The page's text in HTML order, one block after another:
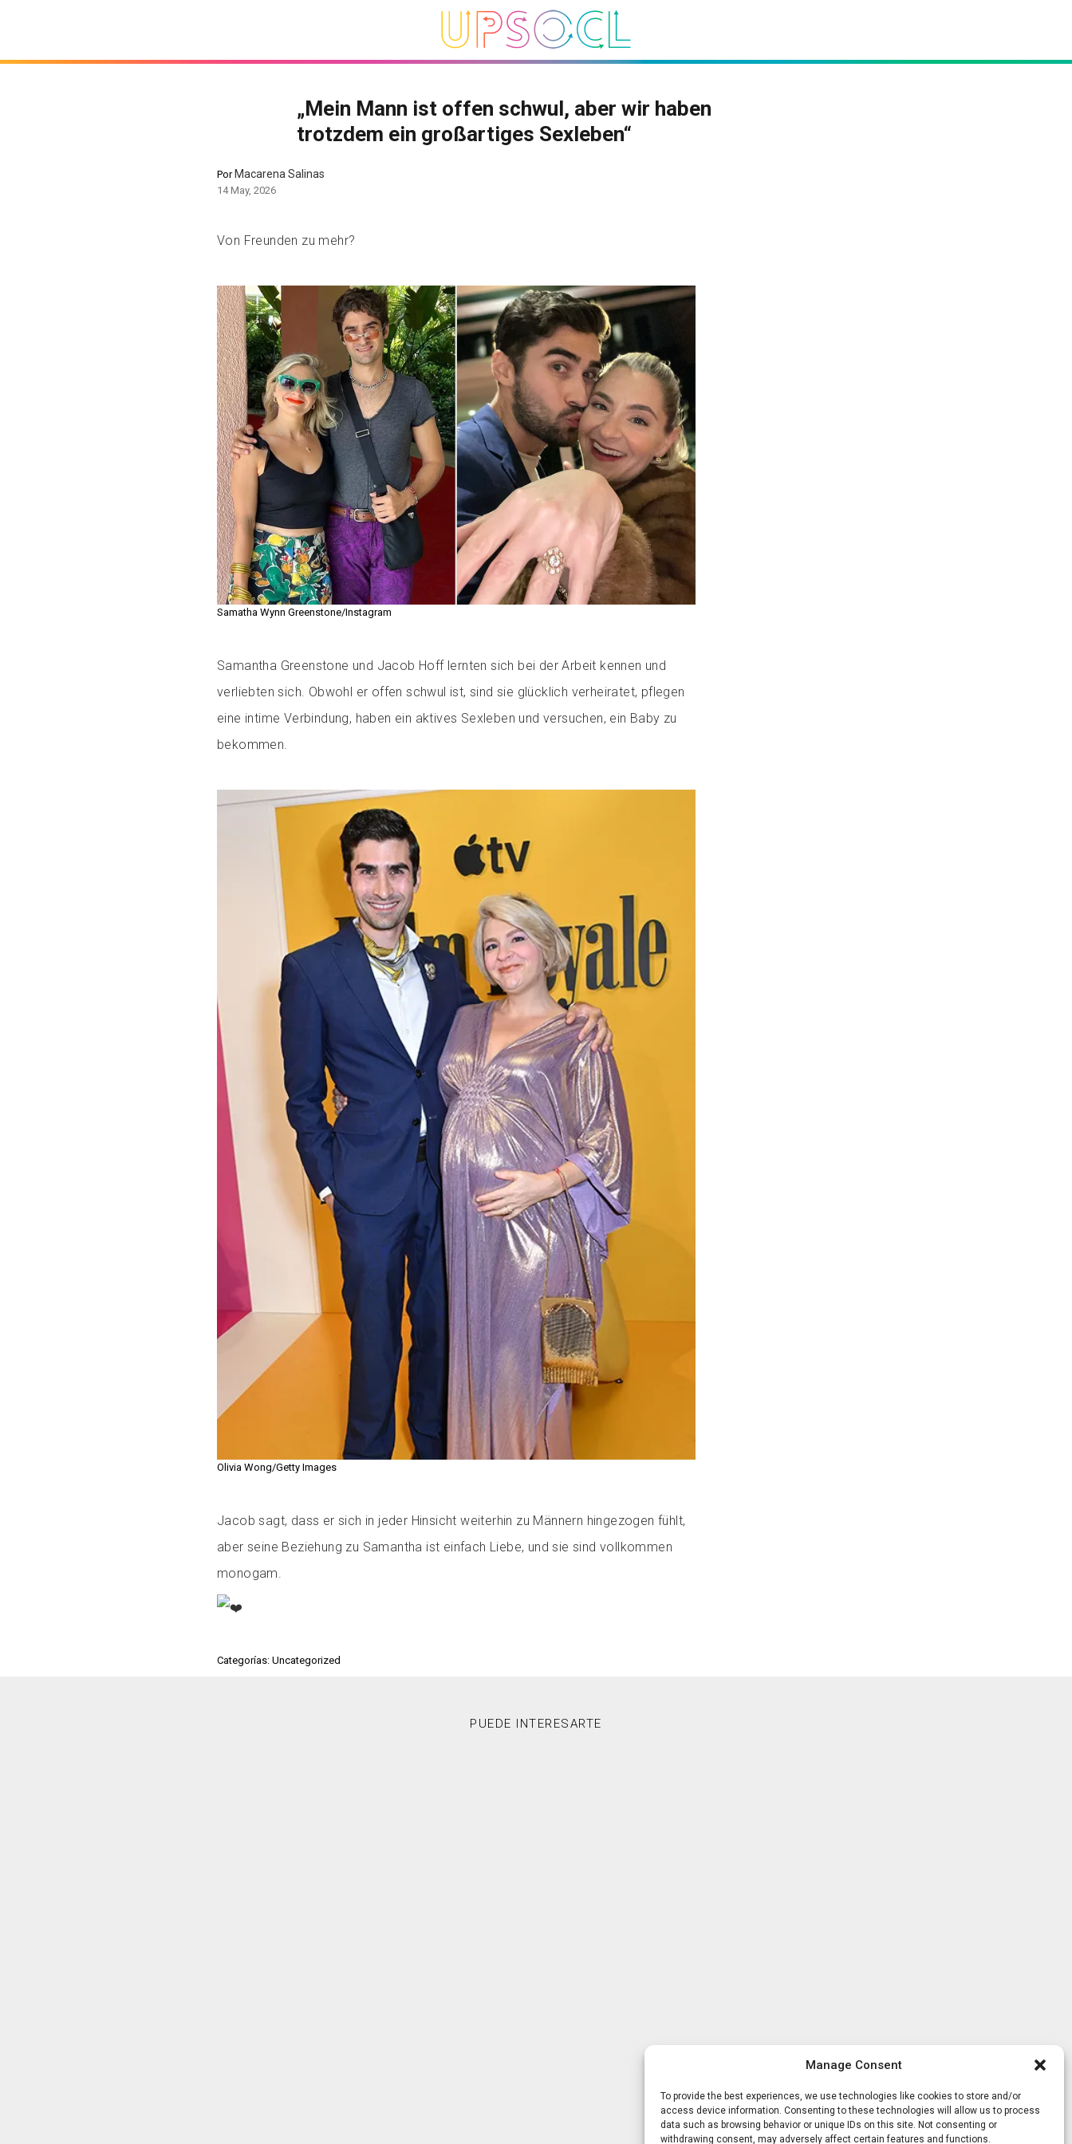
Manage Consent
To provide the best experiences, we use technologies like cookies to store and/or
access device information. Consenting to these technologies will allow us to process
data such as browsing behavior or unique IDs on this site. Not consenting or
withdrawing consent, may adversely affect certain features and functions.
„Mein Mann ist offen schwul, aber wir haben
trotzdem ein großartiges Sexleben“
PorMacarena Salinas
14 May, 2026
Von Freunden zu mehr?
Samatha Wynn Greenstone/Instagram
Samantha Greenstone und Jacob Hoff lernten sich bei der Arbeit kennen und
verliebten sich. Obwohl er offen schwul ist, sind sie glücklich verheiratet, pflegen
eine intime Verbindung, haben ein aktives Sexleben und versuchen, ein Baby zu
bekommen.
Olivia Wong/Getty Images
Jacob sagt, dass er sich in jeder Hinsicht weiterhin zu Männern hingezogen fühlt,
aber seine Beziehung zu Samantha ist einfach Liebe, und sie sind vollkommen
monogam.
Categorías: Uncategorized
PUEDE INTERESARTE